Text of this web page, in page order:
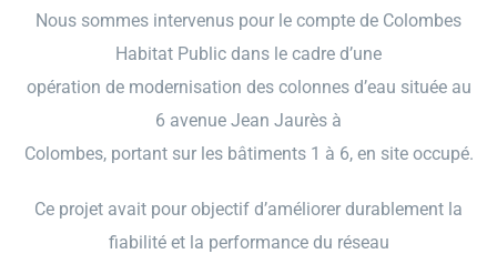
Nous sommes intervenus pour le compte de Colombes
Habitat Public dans le cadre d’une
opération de modernisation des colonnes d’eau située au
6 avenue Jean Jaurès à
Colombes, portant sur les bâtiments 1 à 6, en site occupé.
Ce projet avait pour objectif d’améliorer durablement la
fiabilité et la performance du réseau